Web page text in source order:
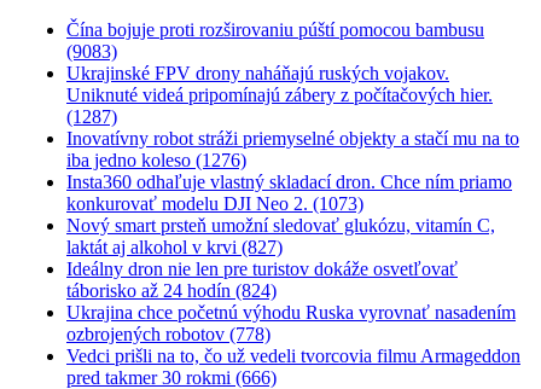
Čína bojuje proti rozširovaniu púští pomocou bambusu
(9083)
Ukrajinské FPV drony naháňajú ruských vojakov.
Uniknuté videá pripomínajú zábery z počítačových hier.
(1287)
Inovatívny robot stráži priemyselné objekty a stačí mu na to
iba jedno koleso (1276)
Insta360 odhaľuje vlastný skladací dron. Chce ním priamo
konkurovať modelu DJI Neo 2. (1073)
Nový smart prsteň umožní sledovať glukózu, vitamín C,
laktát aj alkohol v krvi (827)
Ideálny dron nie len pre turistov dokáže osvetľovať
táborisko až 24 hodín (824)
Ukrajina chce početnú výhodu Ruska vyrovnať nasadením
ozbrojených robotov (778)
Vedci prišli na to, čo už vedeli tvorcovia filmu Armageddon
pred takmer 30 rokmi (666)